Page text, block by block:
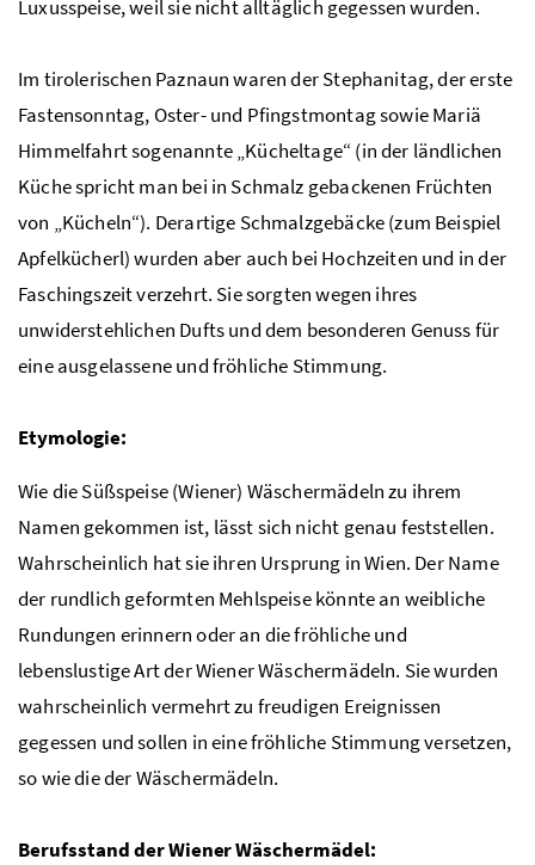
Luxusspeise, weil sie nicht alltäglich gegessen wurden.
Im tirolerischen Paznaun waren der Stephanitag, der erste
Fastensonntag, Oster- und Pfingstmontag sowie Mariä
Himmelfahrt sogenannte „Kücheltage“ (in der ländlichen
Küche spricht man bei in Schmalz gebackenen Früchten
von „Kücheln“). Derartige Schmalzgebäcke (zum Beispiel
Apfelkücherl) wurden aber auch bei Hochzeiten und in der
Faschingszeit verzehrt. Sie sorgten wegen ihres
unwiderstehlichen Dufts und dem besonderen Genuss für
eine ausgelassene und fröhliche Stimmung.
Etymologie:
Wie die Süßspeise (Wiener) Wäschermädeln zu ihrem
Namen gekommen ist, lässt sich nicht genau feststellen.
Wahrscheinlich hat sie ihren Ursprung in Wien. Der Name
der rundlich geformten Mehlspeise könnte an weibliche
Rundungen erinnern oder an die fröhliche und
lebenslustige Art der Wiener Wäschermädeln. Sie wurden
wahrscheinlich vermehrt zu freudigen Ereignissen
gegessen und sollen in eine fröhliche Stimmung versetzen,
so wie die der Wäschermädeln.
Berufsstand der Wiener Wäschermädel: